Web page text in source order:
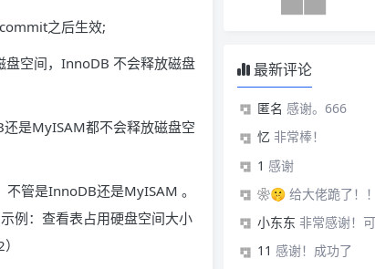
之后生效;
空间，InnoDB 不会释放磁盘
是MyISAM都不会释放磁盘空
管是InnoDB还是MyISAM 。
例：查看表占用硬盘空间大小
最新评论
匿名 感谢。666
忆 非常棒！
1 感谢
❀🤫 给大佬跪了！
小东东 非常感谢！
11 感谢！成功了